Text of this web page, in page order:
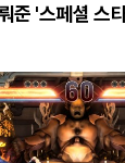
준 '스페셜 스